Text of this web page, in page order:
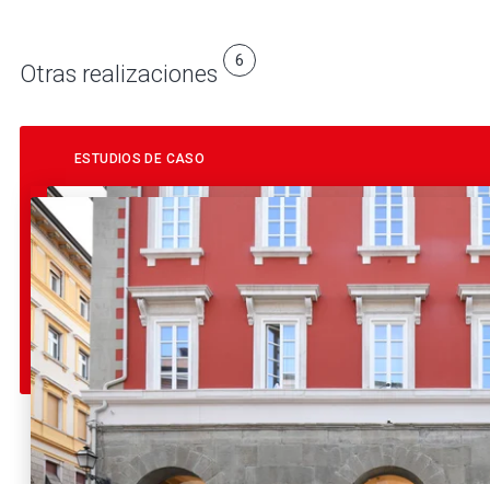
Otras realizaciones 6
ESTUDIOS DE CASO